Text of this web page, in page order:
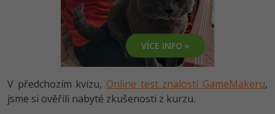
Umělá inteligence
HTML5, CSS3, Bootstrap, SEO
SQL a databáze
Testování a verzování
Java
PHP
JavaScript
Python
Vývojář mobilních aplikací
Specialista na AI a bigdata
C# Game developer
Webdesigner
Python -80%
JavaScript
PHP
-80%
VÍCE INFO »
V předchozím kvízu, Online test znalostí GameMakeru,
jsme si ověřili nabyté zkušenosti z kurzu.